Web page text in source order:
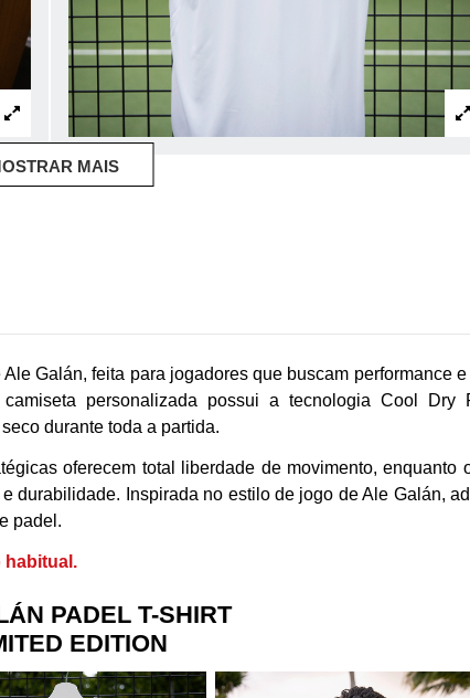
MAIS
Galán, feita para jogadores que buscam performance e
personalizada possui a tecnologia Cool Dry
durante toda a partida.
oferecem total liberdade de movimento, enquanto
durabilidade. Inspirada no estilo de jogo de Ale Galán,
padel.
habitual.
PADEL T-SHIRT
EDITION